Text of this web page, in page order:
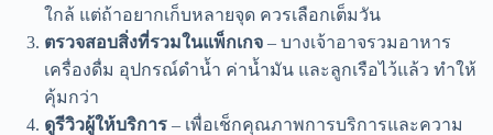
ใกล้ แต่ถ้าอยากเก็บหลายจุด ควรเลือกเต็มวัน
ตรวจสอบสิ่งที่รวมในแพ็กเกจ – บางเจ้าอาจรวมอาหาร
เครื่องดื่ม อุปกรณ์ดำน้ำ ค่าน้ำมัน และลูกเรือไว้แล้ว ทำให้
คุ้มกว่า
ดูรีวิวผู้ให้บริการ – เพื่อเช็กคุณภาพการบริการและความ